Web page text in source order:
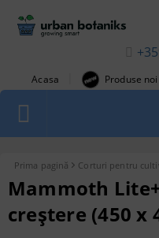
Acasa Produse noi
1
Prima pagină Corturi pentru
Mammoth
creștere (450 x